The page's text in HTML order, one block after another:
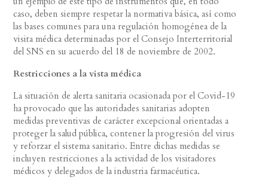
caso, deben siempre respetar la normativa básica, así como
las bases comunes para una regulación homogénea de la
visita médica determinadas por el Consejo Interterritorial
del SNS en su acuerdo del 18 de noviembre de 2002.
Restricciones a la vista médica
La situación de alerta sanitaria ocasionada por el Covid-19
ha provocado que las autoridades sanitarias adopten
medidas preventivas de carácter excepcional orientadas a
proteger la salud pública, contener la progresión del virus
y reforzar el sistema sanitario. Entre dichas medidas se
incluyen restricciones a la actividad de los visitadores
médicos y delegados de la industria farmacéutica.